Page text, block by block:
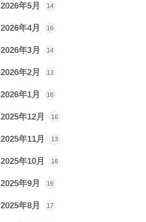
2026年5月 14
2026年4月 16
2026年3月 14
2026年2月 13
2026年1月 16
2025年12月 16
2025年11月 13
2025年10月 16
2025年9月 16
2025年8月 17